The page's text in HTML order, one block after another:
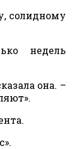
солидному
недель
она. –